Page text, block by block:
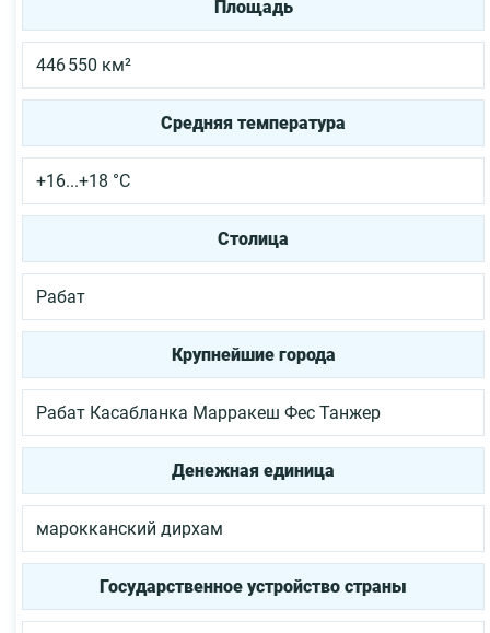
Площадь
446 550 км²
Средняя температура
+16...+18 °С
Столица
Рабат
Крупнейшие города
Рабат Касабланка Марракеш Фес Танжер
Денежная единица
марокканский дирхам
Государственное устройство страны